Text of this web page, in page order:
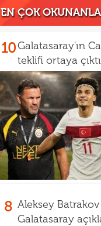
EN ÇOK
10Galatasaray'ın
teklifi ortaya çıktı
8 Aleksey
Galatasaray